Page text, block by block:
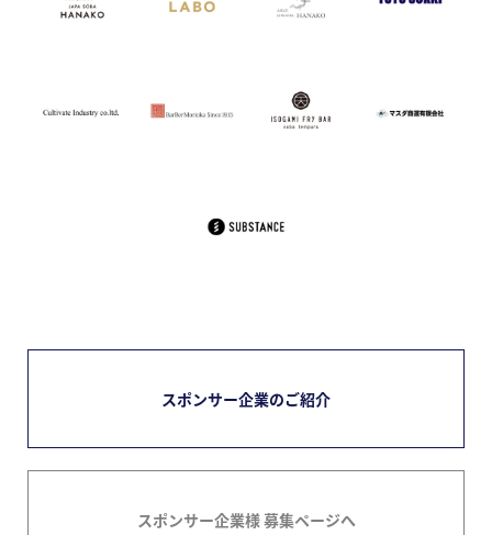
スポンサー企業のご紹介
スポンサー企業様 募集ページへ